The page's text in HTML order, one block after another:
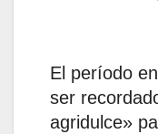
El período
ser
agridulce»